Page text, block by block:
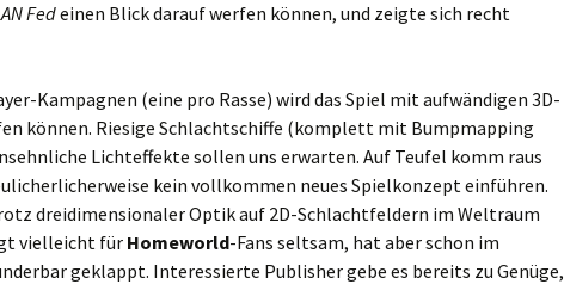
Fedeinen Blick darauf werfen können, und zeigte sich recht
Kampagnen (eine pro Rasse) wird das Spiel mit aufwändigen 3D-
können. Riesige Schlachtschiffe (komplett mit Bumpmapping
Lichteffekte sollen uns erwarten. Auf Teufel komm raus
kein vollkommen neues Spielkonzept einführen.
dreidimensionaler Optik auf 2D-Schlachtfeldern im Weltraum
vielleicht für Homeworld-Fans seltsam, hat aber schon im
geklappt. Interessierte Publisher gebe es bereits zu Genüge,